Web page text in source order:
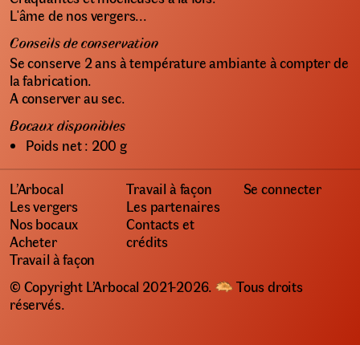
L'âme de nos vergers...
Conseils de conservation
Se conserve 2 ans à température ambiante à compter de
la fabrication.
A conserver au sec.
Bocaux disponibles
Poids net : 200 g
L’Arbocal
Les vergers
Nos bocaux
Acheter
Travail à façon
Travail à façon
Les partenaires
Contacts et
crédits
Se connecter
© Copyright L’Arbocal 2021-2026.
Tous droits
réservés.